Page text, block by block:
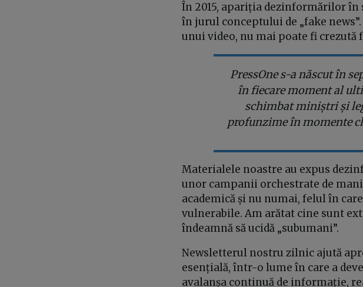
În 2015, apariția dezinformărilor în
în jurul conceptului de „fake
unui video, nu mai poate fi crezută
PressOne s-a născut în
în fiecare moment al
schimbat miniștri și
profunzime în momente
Materialele noastre au expus
unor campanii orchestrate de
academică și nu numai, felul în
vulnerabile. Am arătat cine sunt
îndeamnă să ucidă „subumani”.
Newsletterul nostru zilnic ajută
esențială, într-o lume în care a
avalanșa continuă de informație,